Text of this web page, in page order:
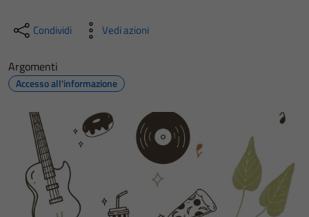
Condividi Vedi azioni
Argomenti
Accesso all'informazione